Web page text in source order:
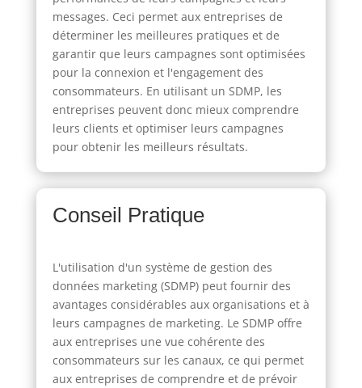
messages. Ceci permet aux entreprises de
déterminer les meilleures pratiques et de
garantir que leurs campagnes sont optimisées
pour la connexion et l'engagement des
consommateurs. En utilisant un SDMP, les
entreprises peuvent donc mieux comprendre
leurs clients et optimiser leurs campagnes
pour obtenir les meilleurs résultats.
Conseil Pratique
L'utilisation d'un système de gestion des
données marketing (SDMP) peut fournir des
avantages considérables aux organisations et à
leurs campagnes de marketing. Le SDMP offre
aux entreprises une vue cohérente des
consommateurs sur les canaux, ce qui permet
aux entreprises de comprendre et de prévoir